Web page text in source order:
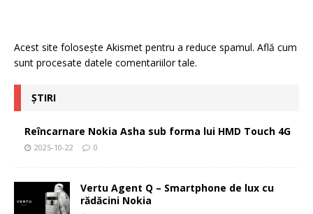
Acest site folosește Akismet pentru a reduce spamul. Află cum
sunt procesate datele comentariilor tale.
ȘTIRI
Reîncarnare Nokia Asha sub forma lui HMD Touch 4G
2025-10-22 0
Vertu Agent Q – Smartphone de lux cu
rădăcini Nokia